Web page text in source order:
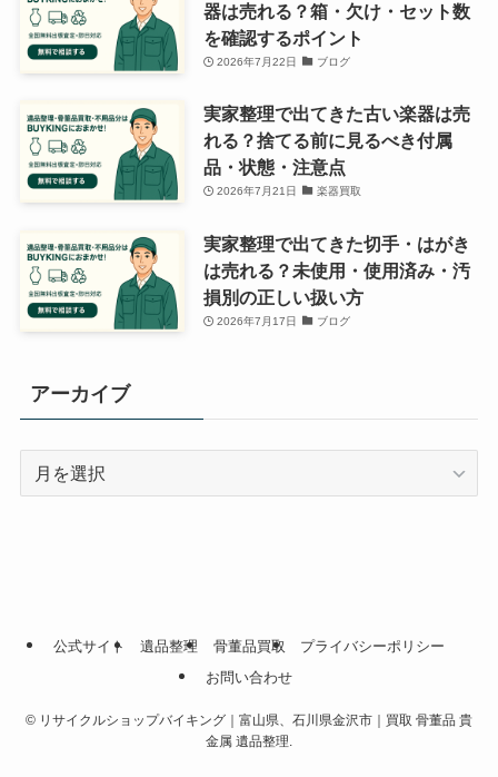
器は売れる？箱・欠け・セット数
を確認するポイント
2026年7月22日 ブログ
実家整理で出てきた古い楽器は売
れる？捨てる前に見るべき付属
品・状態・注意点
2026年7月21日 楽器買取
実家整理で出てきた切手・はがき
は売れる？未使用・使用済み・汚
損別の正しい扱い方
2026年7月17日 ブログ
アーカイブ
公式サイト 遺品整理 骨董品買取
プライバシーポリシー
お問い合わせ
© リサイクルショップバイキング｜富山県、石川県金沢市｜買取 骨董品 貴
金属 遺品整理.